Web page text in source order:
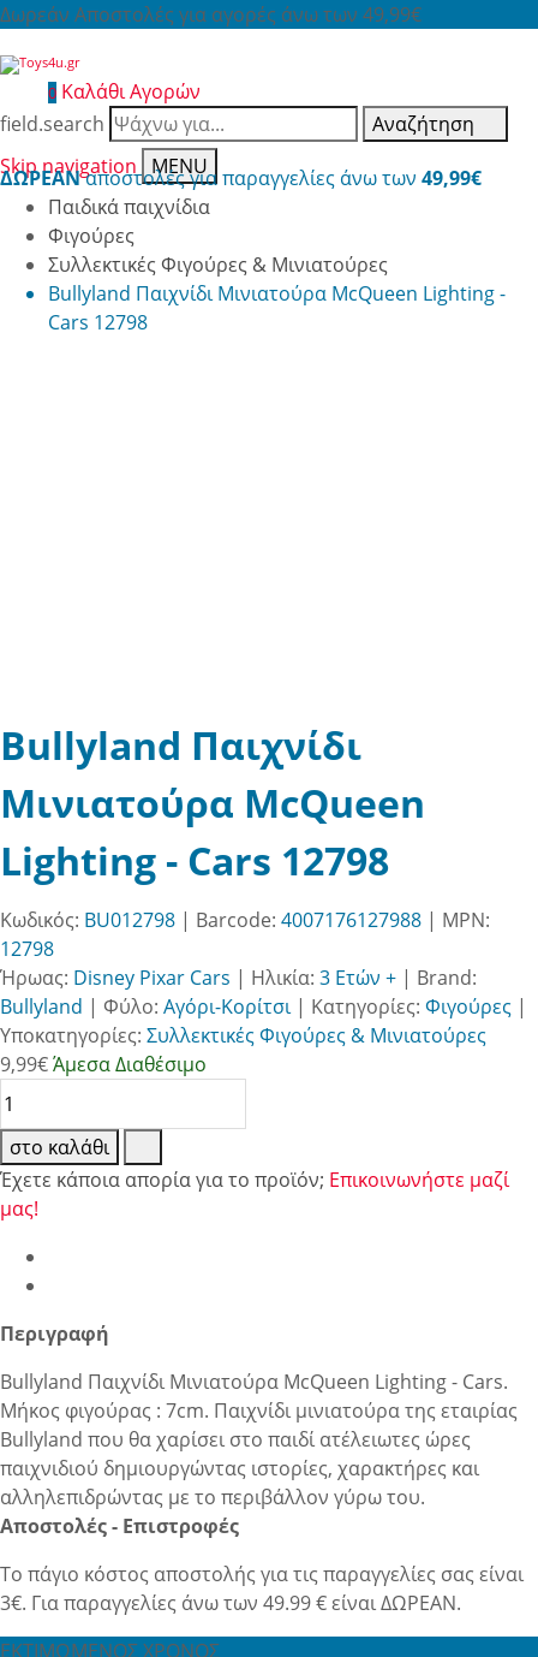
Δωρεάν Αποστολές για αγορές άνω των 49,99€
0 Καλάθι Αγορών
field.search
Αναζήτηση
Skip navigation
MENU
ΔΩΡΕΑΝαποστολές για παραγγελίες άνω των 49,99€
Παιδικά παιχνίδια
Φιγούρες
Συλλεκτικές Φιγούρες & Μινιατούρες
Bullyland Παιχνίδι Μινιατούρα McQueen Lighting -
Cars 12798
Bullyland Παιχνίδι
Μινιατούρα McQueen
Lighting - Cars 12798
Κωδικός: BU012798 | Barcode: 4007176127988 | MPN:
12798
Ήρωας: Disney Pixar Cars | Ηλικία: 3 Ετών + | Brand:
Bullyland | Φύλο: Αγόρι-Κορίτσι| Κατηγορίες: Φιγούρες |
Υποκατηγορίες: Συλλεκτικές Φιγούρες & Μινιατούρες
9,99€Άμεσα Διαθέσιμο
στο καλάθι
Έχετε κάποια απορία για το προϊόν; Επικοινωνήστε μαζί
μας!
Περιγραφή
Bullyland Παιχνίδι Μινιατούρα McQueen Lighting - Cars.
Μήκος φιγούρας : 7cm. Παιχνίδι μινιατούρα της εταιρίας
Bullyland που θα χαρίσει στο παιδί ατέλειωτες ώρες
παιχνιδιού δημιουργώντας ιστορίες, χαρακτήρες και
αλληλεπιδρώντας με το περιβάλλον γύρω του.
Αποστολές - Επιστροφές
Το πάγιο κόστος αποστολής για τις παραγγελίες σας είναι
3€. Για παραγγελίες άνω των 49.99 € είναι ΔΩΡΕΑΝ.
ΕΚΤΙΜΩΜΕΝΟΣ ΧΡΟΝΟΣ